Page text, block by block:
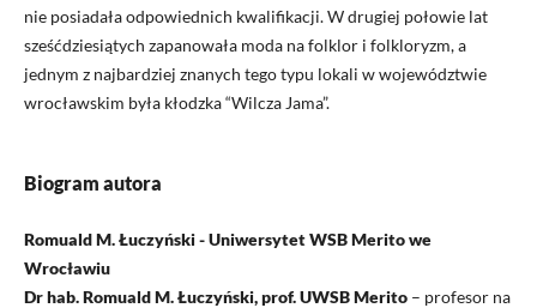
nie posiadała odpowiednich kwalifikacji. W drugiej połowie lat
sześćdziesiątych zapanowała moda na folklor i folkloryzm, a
jednym z najbardziej znanych tego typu lokali w województwie
wrocławskim była kłodzka “Wilcza Jama”.
Biogram autora
Romuald M. Łuczyński - Uniwersytet WSB Merito we
Wrocławiu
Dr hab. Romuald M. Łuczyński, prof. UWSB Merito– profesor na